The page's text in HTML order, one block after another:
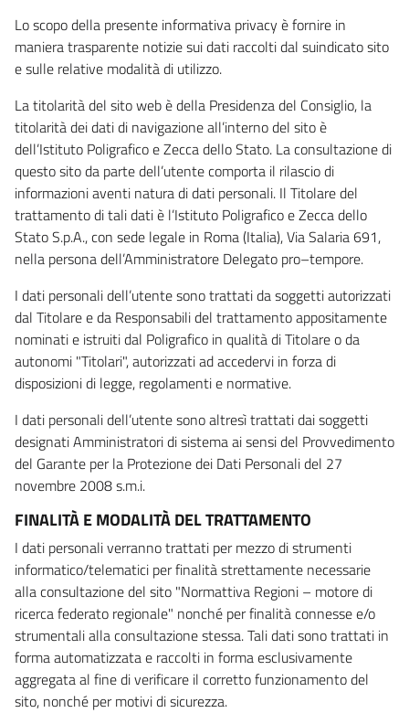
Lo scopo della presente informativa privacy è fornire in
maniera trasparente notizie sui dati raccolti dal suindicato sito
e sulle relative modalità di utilizzo.
La titolarità del sito web è della Presidenza del Consiglio, la
titolarità dei dati di navigazione all’interno del sito è
dell’Istituto Poligrafico e Zecca dello Stato. La consultazione di
questo sito da parte dell’utente comporta il rilascio di
informazioni aventi natura di dati personali. Il Titolare del
trattamento di tali dati è l’Istituto Poligrafico e Zecca dello
Stato S.p.A., con sede legale in Roma (Italia), Via Salaria 691,
nella persona dell’Amministratore Delegato pro–tempore.
I dati personali dell’utente sono trattati da soggetti autorizzati
dal Titolare e da Responsabili del trattamento appositamente
nominati e istruiti dal Poligrafico in qualità di Titolare o da
autonomi "Titolari", autorizzati ad accedervi in forza di
disposizioni di legge, regolamenti e normative.
I dati personali dell’utente sono altresì trattati dai soggetti
designati Amministratori di sistema ai sensi del Provvedimento
del Garante per la Protezione dei Dati Personali del 27
novembre 2008 s.m.i.
FINALITÀ E MODALITÀ DEL TRATTAMENTO
I dati personali verranno trattati per mezzo di strumenti
informatico/telematici per finalità strettamente necessarie
alla consultazione del sito "Normattiva Regioni – motore di
ricerca federato regionale" nonché per finalità connesse e/o
strumentali alla consultazione stessa. Tali dati sono trattati in
forma automatizzata e raccolti in forma esclusivamente
aggregata al fine di verificare il corretto funzionamento del
sito, nonché per motivi di sicurezza.